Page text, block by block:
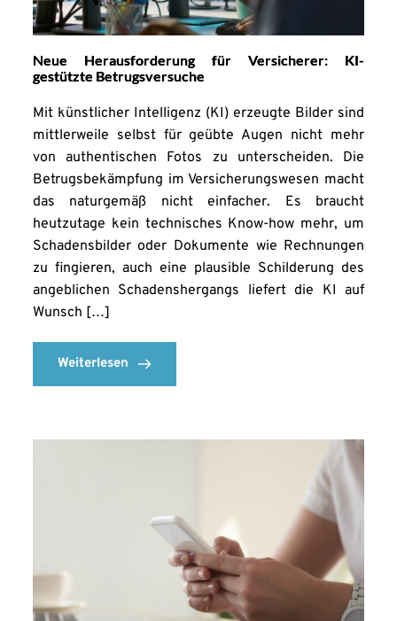
Neue Herausforderung für Versicherer: KI-
gestützte Betrugsversuche
Mit künstlicher Intelligenz (KI) erzeugte Bilder sind
mittlerweile selbst für geübte Augen nicht mehr
von authentischen Fotos zu unterscheiden. Die
Betrugsbekämpfung im Versicherungswesen macht
das naturgemäß nicht einfacher. Es braucht
heutzutage kein technisches Know-how mehr, um
Schadensbilder oder Dokumente wie Rechnungen
zu fingieren, auch eine plausible Schilderung des
angeblichen Schadenshergangs liefert die KI auf
Wunsch […]
Weiterlesen